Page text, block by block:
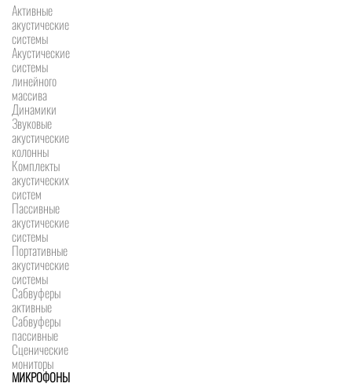
Активные
акустические
системы
Акустические
системы
линейного
массива
Динамики
Звуковые
акустические
колонны
Комплекты
акустических
систем
Пассивные
акустические
системы
Портативные
акустические
системы
Сабвуферы
активные
Сабвуферы
пассивные
Сценические
мониторы
МИКРОФОНЫ